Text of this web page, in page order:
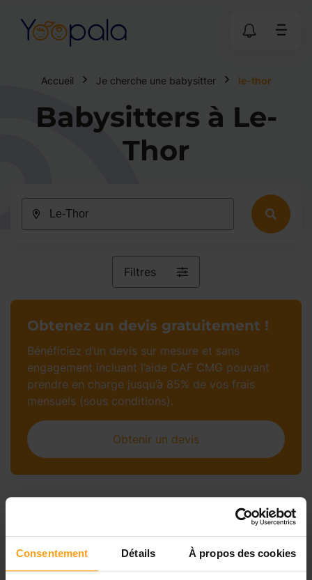
Consentement Détails À propos des cookies
Accueil Je cherche une babysitter le-thor
Babysitters à Le-
Thor
Filtres
Obtenez un devis gratuitement !
Bénéficiez d’un devis sur mesure et sans
engagement incluant l’aide CAF CMG pouvant
prendre en charge jusqu’à 85% de vos frais
mensuels (sous conditions).
Obtenir un devis
Petites annonces de
babysitting à Le-Thor